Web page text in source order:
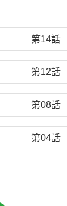
第14話
第12話
第08話
第04話